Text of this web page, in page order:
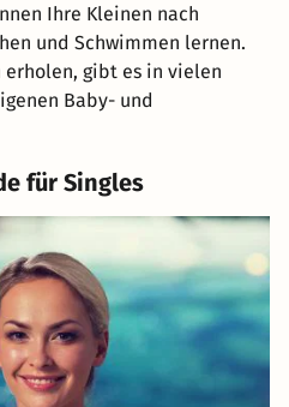
Ihre Kleinen nach
und Schwimmen lernen.
gibt es in vielen
Baby- und
für Singles